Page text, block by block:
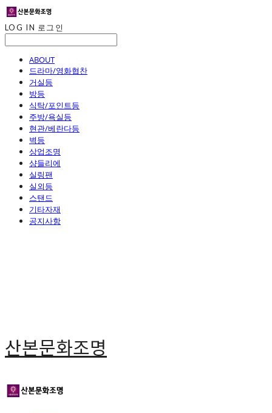
LOG IN 로그인
ABOUT
드라마/영화협찬
거실등
방등
식탁/포인트등
주방/욕실등
현관/베란다등
벽등
상업조명
샹들리에
실링팬
실외등
스탠드
기타자재
공지사항
산본문화조명